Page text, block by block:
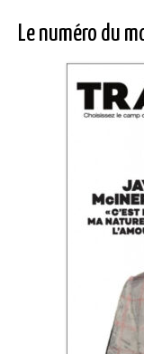
Le numéro du